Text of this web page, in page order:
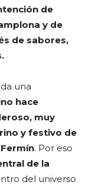
de
y de
de sabores,
una
hace
muy
y festivo de
. Por eso
de la
del universo